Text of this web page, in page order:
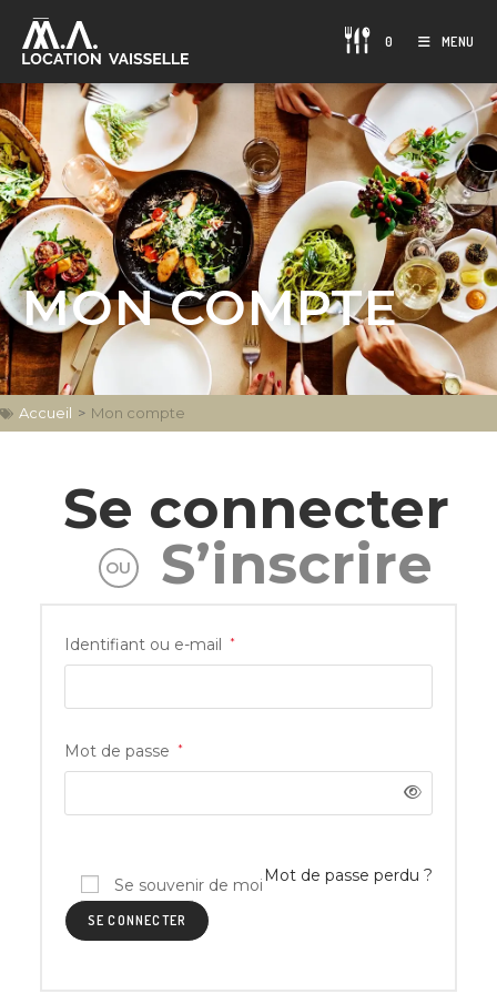
0 MENU
MON COMPTE
Accueil > Mon compte
Se connecter
OU S’inscrire
Identifiant ou e-mail *
Mot de passe *
Se souvenir de moi
SE CONNECTER
Mot de passe perdu ?